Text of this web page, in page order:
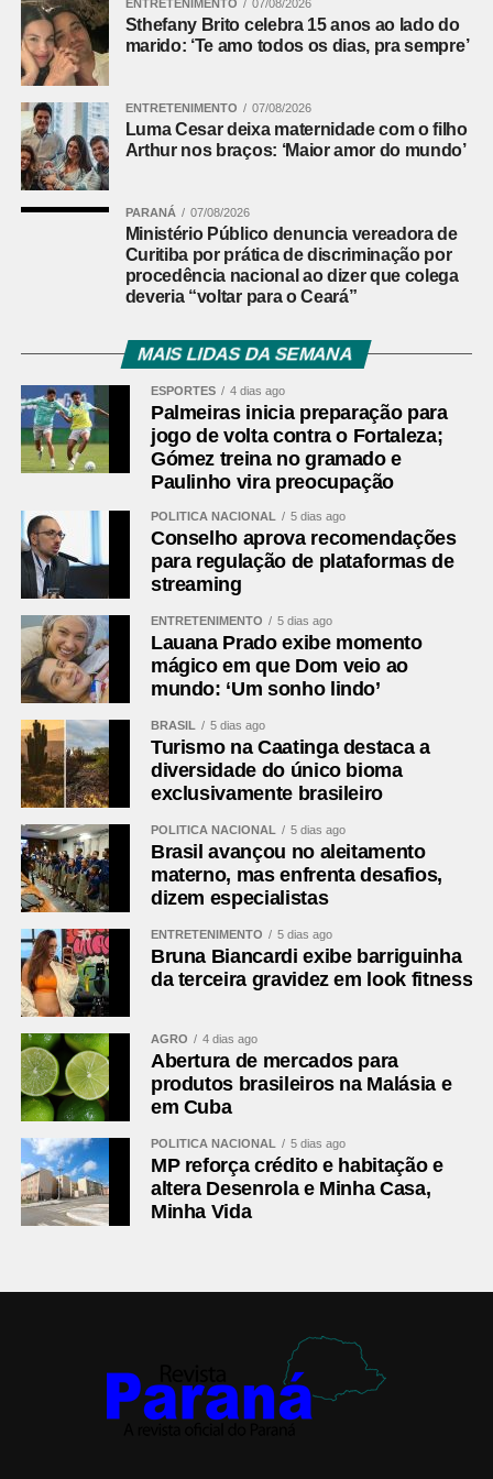
marcou o quarto gol. Aos 47 minutos dos acréscimos,
Fabri avançou pela direita, chegou à linha de fundo e
tocou para o meio da área. Marinho apareceu bem
posicionado e finalizou para confirmar a goleada e a
classificação do time baiano às quartas de final.
Athletico-PR bate o Vitória por 2 a 0 e abre vantagem
nas oitavas da Copa do Brasil
Cruzeiro enfrenta o
Internacional pelo Campeonato
TÉCNICA
Partida
Vitória 4 x 0 Athletico-PR
Competição
Copa do Brasil — oitavas de final
Barradão, Salvador (BA)
Data
6 de agosto de 2026, quinta-feira
Horário
20h (de Brasília)
Cartões
amarelos
Vitória: Caique, Tarzia e Renê; Athletico-PR:
Juan Aguirre, Arthur Dias e Mendoza
Cartões
vermelhos
Nenhum
Árbitro
Braulio da Silva Machado (SC)
Assistentes
Gizeli Casaril (SC) e Alex dos Santos (SC)
VAR
Emerson de Almeida Ferreira (MG)
Gols
Renê, aos 10 minutos do 1º tempo; Erick,
aos 49 minutos do 1º tempo; Renê, aos 15
minutos do 2º tempo; Marinho, aos 47
minutos do 2º tempo — todos pelo Vitória
Vitória
Lucas Arcanjo; Brítez, Cacá, Luan Candido e
Ramón; Caique (Zé Vitor), Baralhas e
Matheuzinho (Marinho); Erick (Tarzia), Renê
Técnico
Jair Ventura
Athletico-PR
Santos; Gilberto (Dudu), Benavídez, Aguirre,
Arthur Dias e Léo Derik (João Cruz); Luiz
Peixoto); Leozinho (Kerwin Vargas),
Mendoza e Viveros
Técnico
Odair Hellmann
ENTRETENIMENTO 07/08/2026
Sthefany Brito celebra 15 anos ao lado do
marido: ‘Te amo todos os dias, pra sempre’
ENTRETENIMENTO 07/08/2026
Luma Cesar deixa maternidade com o filho
Arthur nos braços: ‘Maior amor do mundo’
PARANÁ 07/08/2026
Ministério Público denuncia vereadora de
Curitiba por prática de discriminação por
procedência nacional ao dizer que colega
deveria “voltar para o Ceará”
MAIS LIDAS DA SEMANA
ESPORTES 4 dias ago
Palmeiras inicia preparação para
jogo de volta contra o Fortaleza;
Gómez treina no gramado e
Paulinho vira preocupação
POLÍTICA NACIONAL 5 dias ago
Conselho aprova recomendações
para regulação de plataformas de
streaming
ENTRETENIMENTO 5 dias ago
Lauana Prado exibe momento
mágico em que Dom veio ao
mundo: ‘Um sonho lindo’
BRASIL 5 dias ago
Turismo na Caatinga destaca a
diversidade do único bioma
exclusivamente brasileiro
POLÍTICA NACIONAL 5 dias ago
Brasil avançou no aleitamento
materno, mas enfrenta desafios,
dizem especialistas
ENTRETENIMENTO 5 dias ago
Bruna Biancardi exibe barriguinha
da terceira gravidez em look fitness
AGRO 4 dias ago
Abertura de mercados para
produtos brasileiros na Malásia e
em Cuba
POLÍTICA NACIONAL 5 dias ago
MP reforça crédito e habitação e
altera Desenrola e Minha Casa,
Minha Vida